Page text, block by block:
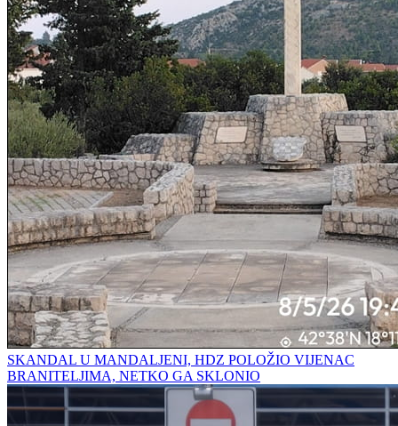
SKANDAL U MANDALJENI, HDZ POLOŽIO VIJENAC
BRANITELJIMA, NETKO GA SKLONIO